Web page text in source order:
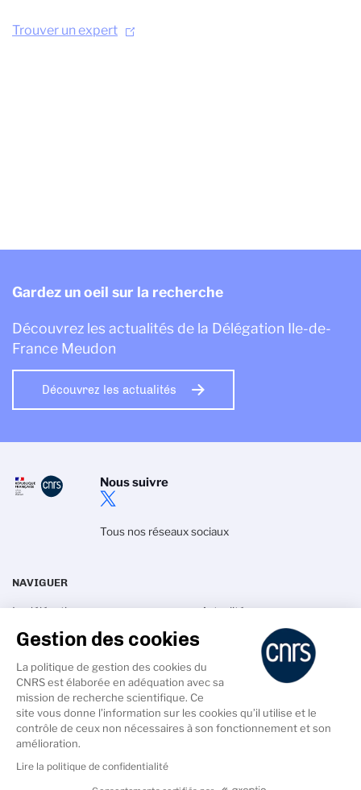
Trouver un expert
Gardez un oeil sur la recherche
Découvrez les actualités de la Délégation Ile-de-
France Meudon
Découvrez les actualités
Nous suivre
Tous nos réseaux sociaux
Accessibilité - non conforme Crédits Mentions légales
NAVIGUER
La délégation
Recherche
Talents
Actualités
Intranet
Gestion des cookies
La politique de gestion des cookies du
CNRS est élaborée en adéquation avec sa
mission de recherche scientifique. Ce
site vous donne l’information sur les cookies qu’il utilise et le
contrôle de ceux non nécessaires à son fonctionnement et son
amélioration.
Lire la politique de confidentialité